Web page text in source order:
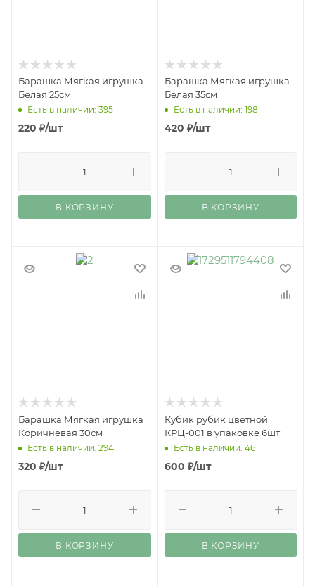
Барашка Мягкая игрушка
Белая 25см
Есть в наличии: 395
220 ₽/шт
В КОРЗИНУ
Барашка Мягкая игрушка
Белая 35см
Есть в наличии: 198
420 ₽/шт
В КОРЗИНУ
Барашка Мягкая игрушка
Коричневая 30см
Есть в наличии: 294
320 ₽/шт
В КОРЗИНУ
Кубик рубик цветной
КРЦ-001 в упаковке 6шт
Есть в наличии: 46
600 ₽/шт
В КОРЗИНУ